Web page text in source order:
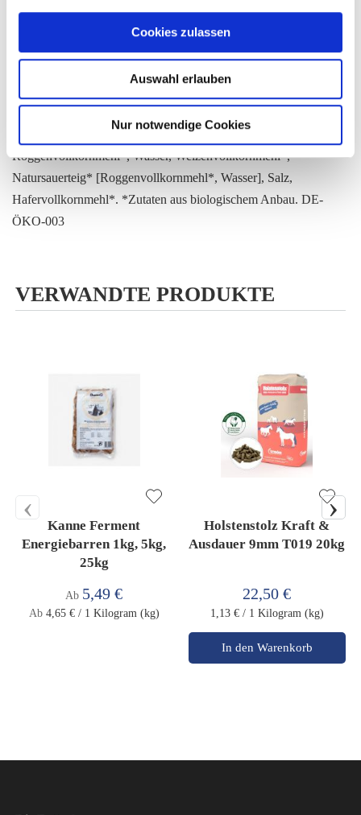
Cookies zulassen
Auswahl erlauben
Nur notwendige Cookies
Hundes ca. 1 g Kanne Bio Fermentgetreide®. Wenn Ihr Hund das
Kanne Bio Fermentgetreide® gerne frisst, können Sie auch
unbedenklich mehr füttern.
Herstellung unter Verwendung von
Roggenvollkornmehl*, Wasser, Weizenvollkornmehl*,
Natursauerteig* [Roggenvollkornmehl*, Wasser], Salz,
Hafervollkornmehl*. *Zutaten aus biologischem Anbau. DE-
ÖKO-003
VERWANDTE PRODUKTE
Kanne Ferment
Energiebarren 1kg, 5kg,
25kg
Ab 5,49 €
Ab 4,65 € / 1 Kilogram (kg)
Holstenstolz Kraft &
Ausdauer 9mm T019 20kg
22,50 €
1,13 € / 1 Kilogram (kg)
In den Warenkorb
‹ ›